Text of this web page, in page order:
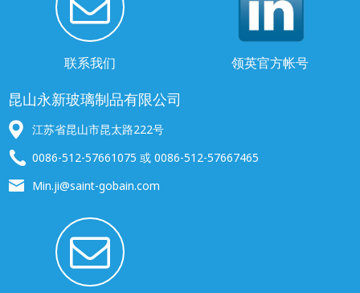
联系我们 领英官方帐号
昆山永新玻璃制品有限公司
江苏省昆山市昆太路222号
0086-512-57661075 或 0086-512-57667465
Min.ji@saint-gobain.com